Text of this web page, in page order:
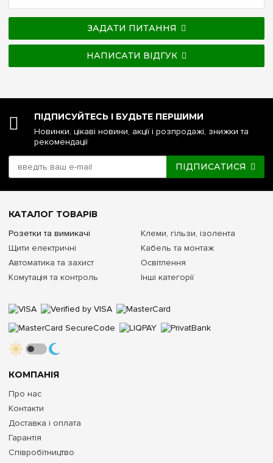
ЗАДАТИ ПИТАННЯ
НАПИСАТИ ВІДГУК
ПІДПИСУЙТЕСЬ І БУДЬТЕ ПЕРШИМИ
Новинки, цікаві новини, акції і розпродажі, знижки та
рекомендації
ПІДПИСАТИСЯ
КОМПАНІЯ
Про нас
Контакти
Доставка і оплата
Гарантія
Співробітництво
КАТАЛОГ ТОВАРІВ
Розетки та вимикачі
Щити електричні
Автоматика та захист
Комутація та контроль
Клеми, гільзи, ізолента
Кабель та монтаж
Освітлення
Інші категорії